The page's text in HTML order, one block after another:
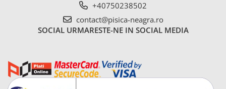
+40750238502
contact@pisica-neagra.ro
SOCIAL URMARESTE-NE IN SOCIAL MEDIA